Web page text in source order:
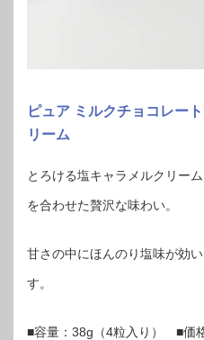
ピュア ミルクチョコレー
リーム
とろける塩キャラメルクリー
を合わせた贅沢な味わい。
甘さの中にほんのり塩味が効
す。
■容量：38g（4粒入り） ■価